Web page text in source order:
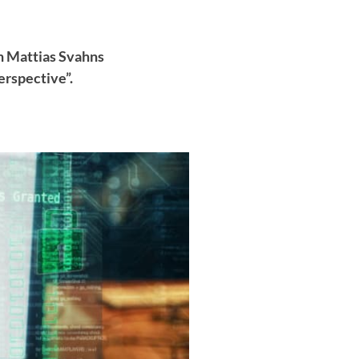
Mattias Svahns